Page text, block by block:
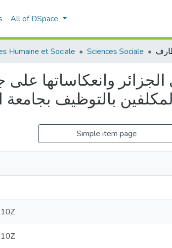
All of DSpace
Humaine et Sociale Sciences Sociale
وانعكاساتها
Simple item page